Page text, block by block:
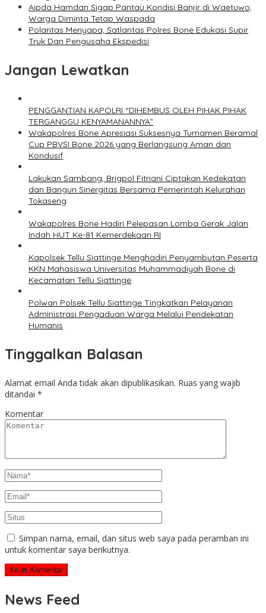
Aipda Hamdan Sigap Pantau Kondisi Banjir di Waetuwo,
Warga Diminta Tetap Waspada
Polantas Menyapa, Satlantas Polres Bone Edukasi Supir
Truk Dan Pengusaha Ekspedisi
Jangan Lewatkan
PENGGANTIAN KAPOLRI “DIHEMBUS OLEH PIHAK PIHAK
TERGANGGU KENYAMANANNYA”
Wakapolres Bone Apresiasi Suksesnya Turnamen Beramal
Cup PBVSI Bone 2026 yang Berlangsung Aman dan
Kondusif
Lakukan Sambang, Brigpol Fitriani Ciptakan Kedekatan
dan Bangun Sinergitas Bersama Pemerintah Kelurahan
Tokaseng
Wakapolres Bone Hadiri Pelepasan Lomba Gerak Jalan
Indah HUT Ke-81 Kemerdekaan RI
Kapolsek Tellu Siattinge Menghadiri Penyambutan Peserta
KKN Mahasiswa Universitas Muhammadiyah Bone di
Kecamatan Tellu Siattinge
Polwan Polsek Tellu Siattinge Tingkatkan Pelayanan
Administrasi Pengaduan Warga Melalui Pendekatan
Humanis
Tinggalkan Balasan
Alamat email Anda tidak akan dipublikasikan. Ruas yang wajib
ditandai *
Komentar
Simpan nama, email, dan situs web saya pada peramban ini
untuk komentar saya berikutnya.
News Feed